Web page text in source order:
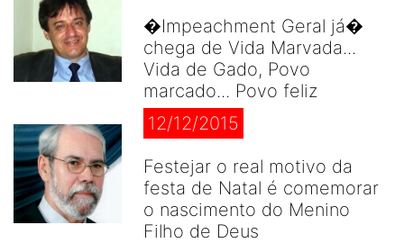
�Impeachment Geral já�
chega de Vida Marvada...
Vida de Gado, Povo
marcado... Povo feliz
12/12/2015
Festejar o real motivo da
festa de Natal é comemorar
o nascimento do Menino
Filho de Deus